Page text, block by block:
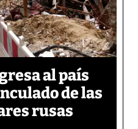
al país
de las
rusas